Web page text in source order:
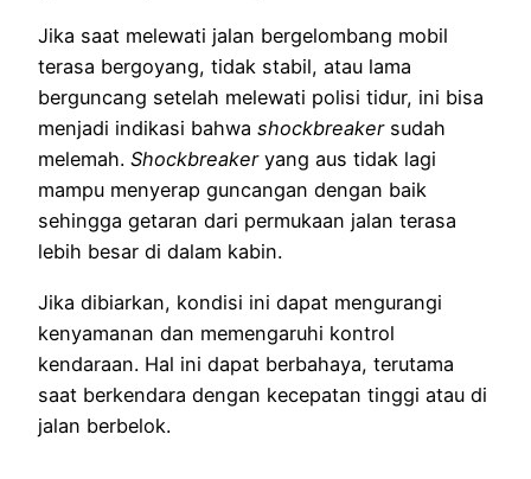
Jika saat melewati jalan bergelombang mobil
terasa bergoyang, tidak stabil, atau lama
berguncang setelah melewati polisi tidur, ini bisa
menjadi indikasi bahwa shockbreakersudah
melemah. Shockbreakeryang aus tidak lagi
mampu menyerap guncangan dengan baik
sehingga getaran dari permukaan jalan terasa
lebih besar di dalam kabin.
Jika dibiarkan, kondisi ini dapat mengurangi
kenyamanan dan memengaruhi kontrol
kendaraan. Hal ini dapat berbahaya, terutama
saat berkendara dengan kecepatan tinggi atau di
jalan berbelok.